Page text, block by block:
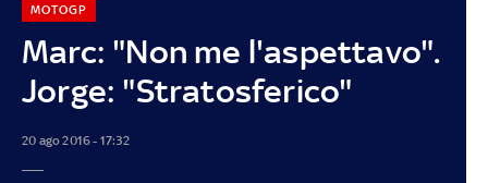
Marc: "Non me l'aspettavo".
Jorge: "Stratosferico"
MOTOGP
20 ago 2016 - 17:32